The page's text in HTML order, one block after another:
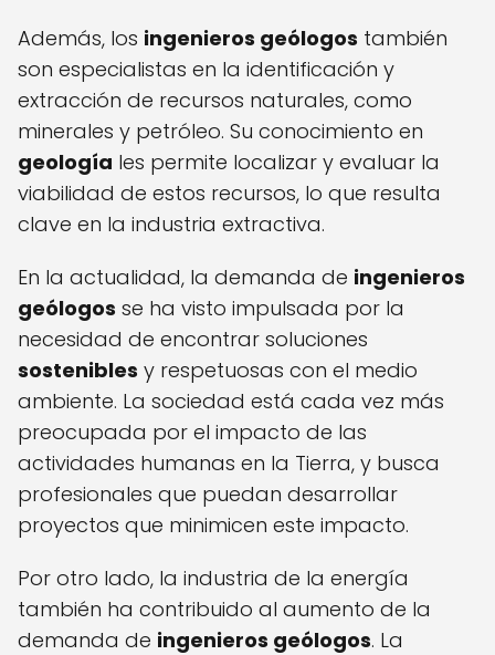
Además, los ingenieros geólogos también
son especialistas en la identificación y
extracción de recursos naturales, como
minerales y petróleo. Su conocimiento en
geología les permite localizar y evaluar la
viabilidad de estos recursos, lo que resulta
clave en la industria extractiva.
En la actualidad, la demanda de ingenieros
geólogos se ha visto impulsada por la
necesidad de encontrar soluciones
sostenibles y respetuosas con el medio
ambiente. La sociedad está cada vez más
preocupada por el impacto de las
actividades humanas en la Tierra, y busca
profesionales que puedan desarrollar
proyectos que minimicen este impacto.
Por otro lado, la industria de la energía
también ha contribuido al aumento de la
demanda de ingenieros geólogos. La